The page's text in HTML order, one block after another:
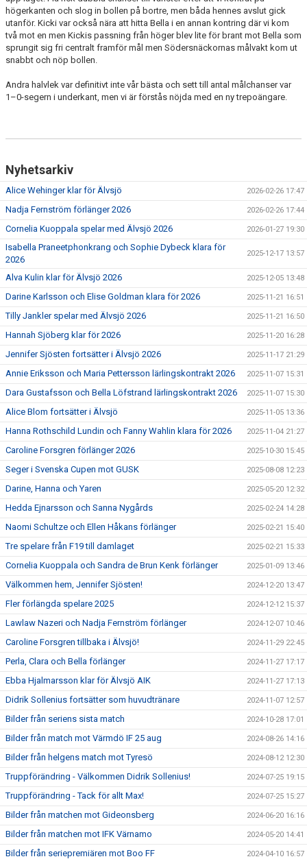
högerkanten och slog in bollen på bortre, men båda hennes avslut gick
utanför. Kicki var också nära att hitta Bella i en annan kontring där vi kom
två mot en men Kickis passning från höger blev lite för brant mot Bella som
sprungit sig fri centralt framför mål men Södersnäckornas målvakt kom ut
snabbt och nöp bollen.
Andra halvlek var definitivt inte vår bästa och sett till antal målchanser var
1–0-segern i underkant, men vi är förstås nöjda med en ny trepoängare.
Nyhetsarkiv
Alice Wehinger klar för Älvsjö 2026-02-26 17:47
Nadja Fernström förlänger 2026 2026-02-26 17:44
Cornelia Kuoppala spelar med Älvsjö 2026 2026-01-27 19:30
Isabella Praneetphonkrang och Sophie Dybeck klara för
2026
2025-12-17 13:57
Alva Kulin klar för Älvsjö 2026 2025-12-05 13:48
Darine Karlsson och Elise Goldman klara för 2026 2025-11-21 16:51
Tilly Jankler spelar med Älvsjö 2026 2025-11-21 16:50
Hannah Sjöberg klar för 2026 2025-11-20 16:28
Jennifer Sjösten fortsätter i Älvsjö 2026 2025-11-17 21:29
Annie Eriksson och Maria Pettersson lärlingskontrakt 2026 2025-11-07 15:31
Dara Gustafsson och Bella Löfstrand lärlingskontrakt 2026 2025-11-07 15:30
Alice Blom fortsätter i Älvsjö 2025-11-05 13:36
Hanna Rothschild Lundin och Fanny Wahlin klara för 2026 2025-11-04 21:27
Caroline Forsgren förlänger 2026 2025-10-30 15:45
Seger i Svenska Cupen mot GUSK 2025-08-08 12:23
Darine, Hanna och Yaren 2025-05-20 12:32
Hedda Ejnarsson och Sanna Nygårds 2025-02-24 14:28
Naomi Schultze och Ellen Håkans förlänger 2025-02-21 15:40
Tre spelare från F19 till damlaget 2025-02-21 15:33
Cornelia Kuoppala och Sandra de Brun Kenk förlänger 2025-01-09 13:46
Välkommen hem, Jennifer Sjösten! 2024-12-20 13:47
Fler förlängda spelare 2025 2024-12-12 15:37
Lawlaw Nazeri och Nadja Fernström förlänger 2024-12-07 10:46
Caroline Forsgren tillbaka i Älvsjö! 2024-11-29 22:45
Perla, Clara och Bella förlänger 2024-11-27 17:17
Ebba Hjalmarsson klar för Älvsjö AIK 2024-11-27 17:13
Didrik Sollenius fortsätter som huvudtränare 2024-11-07 12:57
Bilder från seriens sista match 2024-10-28 17:01
Bilder från match mot Värmdö IF 25 aug 2024-08-26 14:16
Bilder från helgens match mot Tyresö 2024-08-12 12:30
Truppförändring - Välkommen Didrik Sollenius! 2024-07-25 19:15
Truppförändring - Tack för allt Max! 2024-07-25 15:27
Bilder från matchen mot Gideonsberg 2024-06-20 16:16
Bilder från matchen mot IFK Värnamo 2024-05-20 14:41
Bilder från seriepremiären mot Boo FF 2024-04-10 16:57